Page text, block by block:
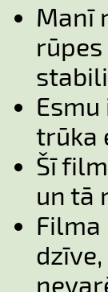
Manī
trūka
Šī
un tā